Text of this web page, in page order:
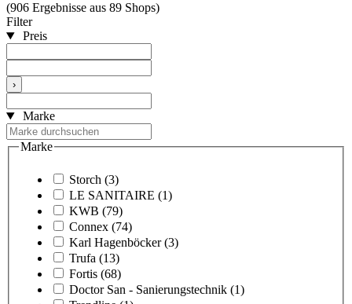
(906 Ergebnisse aus 89 Shops)
Filter
Preis
›
Marke
Marke
Storch (3)
LE SANITAIRE (1)
KWB (79)
Connex (74)
Karl Hagenböcker (3)
Trufa (13)
Fortis (68)
Doctor San - Sanierungstechnik (1)